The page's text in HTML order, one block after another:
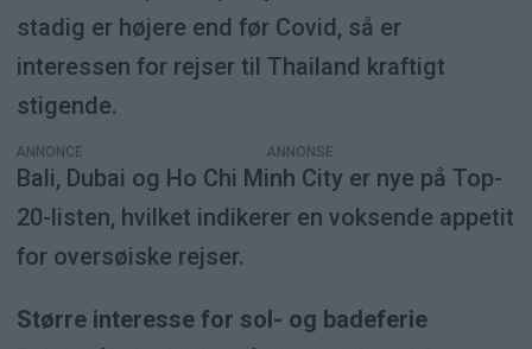
stadig er højere end før Covid, så er
interessen for rejser til Thailand kraftigt
stigende.
ANNONCE
Bali, Dubai og Ho Chi Minh City er nye på Top-
20-listen, hvilket indikerer en voksende appetit
for oversøiske rejser.
Større interesse for sol- og badeferie